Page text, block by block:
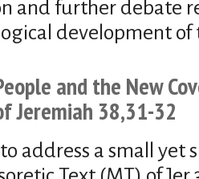
and further debate
development of
and the New
Jeremiah 38,31-32
address a small